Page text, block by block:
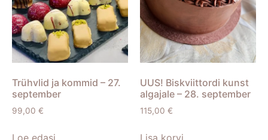
Trühvlid ja kommid – 27.
september
99,00 €
Loe edasi
UUS! Biskviittordi kunst
algajale – 28. september
115,00 €
Lisa korvi